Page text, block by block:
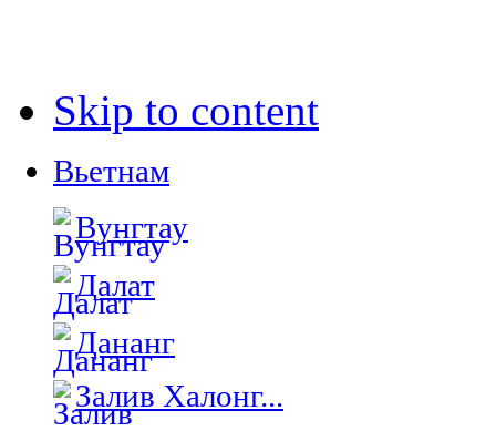
Skip to content
Вьетнам
Вунгтау
Далат
Дананг
Залив Халонг...